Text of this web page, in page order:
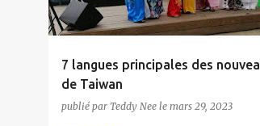
7 langues principales des
de Taiwan
publié par Teddy Nee le mars 29, 2023